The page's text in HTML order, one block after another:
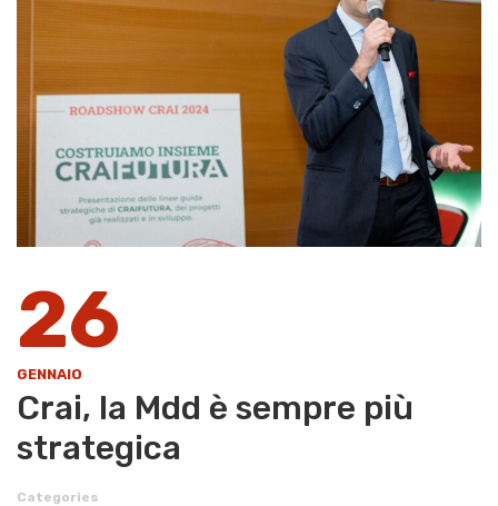
26
GENNAIO
Crai, la Mdd è sempre più
strategica
Categories